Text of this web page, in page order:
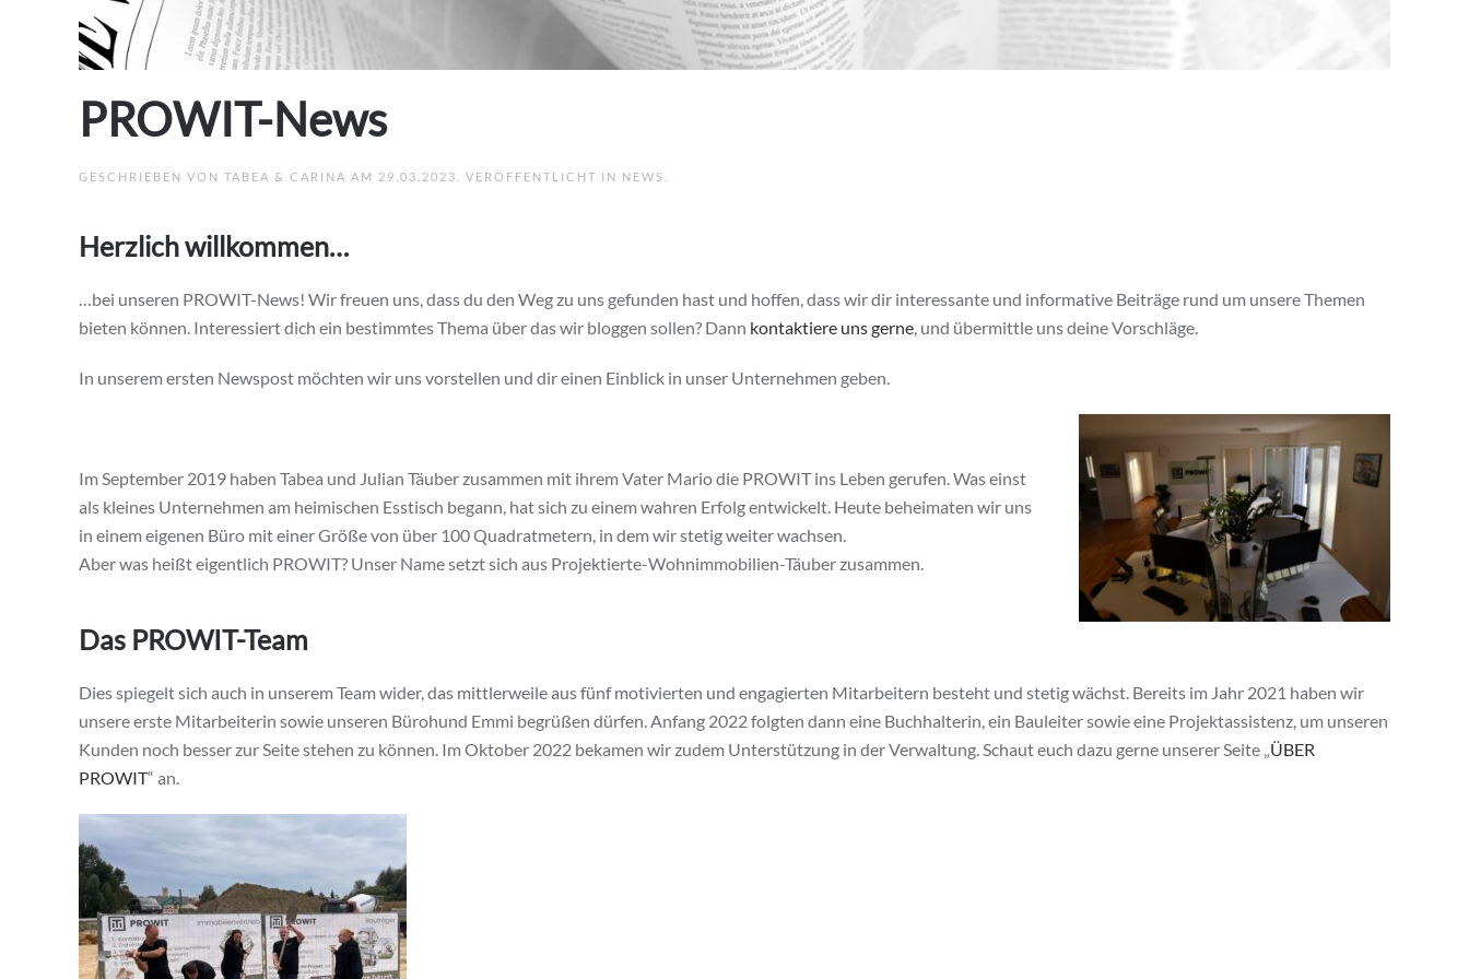
PROWIT-News
GESCHRIEBEN VON TABEA & CARINA AM 29.03.2023 . VERÖFFENTLICHT IN NEWS
Herzlich willkommen…
…bei unseren PROWIT-News! Wir freuen uns, dass du den Weg zu uns gefunden hast und hoffen, dass wir dir interessante und informative Beiträge rund um unsere Themen
bieten können. Interessiert dich ein bestimmtes Thema über das wir bloggen sollen? Dann kontaktiere uns gerne, und übermittle uns deine Vorschläge.
In unserem ersten Newspost möchten wir uns vorstellen und dir einen Einblick in unser Unternehmen geben.
Im September 2019 haben Tabea und Julian Täuber zusammen mit ihrem Vater Mario die PROWIT ins Leben gerufen. Was einst
als kleines Unternehmen am heimischen Esstisch begann, hat sich zu einem wahren Erfolg entwickelt. Heute beheimaten wir uns
in einem eigenen Büro mit einer Größe von über 100 Quadratmetern, in dem wir stetig weiter wachsen.
Aber was heißt eigentlich PROWIT? Unser Name setzt sich aus Projektierte-Wohnimmobilien-Täuber zusammen.
Das PROWIT-Team
Dies spiegelt sich auch in unserem Team wider, das mittlerweile aus fünf motivierten und engagierten Mitarbeitern besteht und stetig wächst. Bereits im Jahr 2021 haben wir
unsere erste Mitarbeiterin sowie unseren Bürohund Emmi begrüßen dürfen. Anfang 2022 folgten dann eine Buchhalterin, ein Bauleiter sowie eine Projektassistenz, um unseren
Kunden noch besser zur Seite stehen zu können. Im Oktober 2022 bekamen wir zudem Unterstützung in der Verwaltung. Schaut euch dazu gerne unserer Seite „ÜBER
PROWIT“ an.